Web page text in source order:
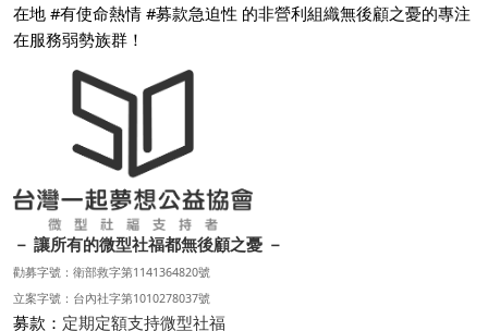
在地 #有使命熱情 #募款急迫性 的非營利組織無後顧之憂的專注
在服務弱勢族群！
－ 讓所有的微型社福都無後顧之憂 －
勸募字號：衛部救字第1141364820號
立案字號：台內社字第1010278037號
募款： 定期定額支持微型社福